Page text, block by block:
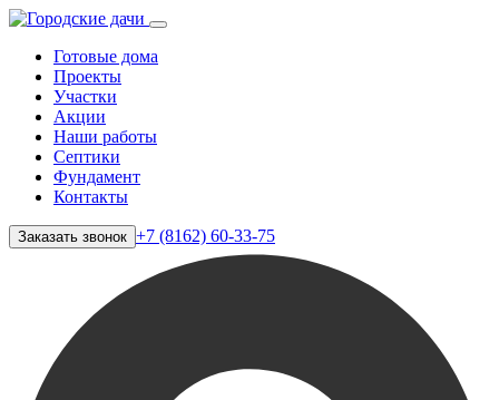
Готовые дома
Проекты
Участки
Акции
Наши работы
Септики
Фундамент
Контакты
Заказать звонок +7 (8162) 60-33-75